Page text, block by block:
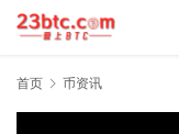
首页 币资讯